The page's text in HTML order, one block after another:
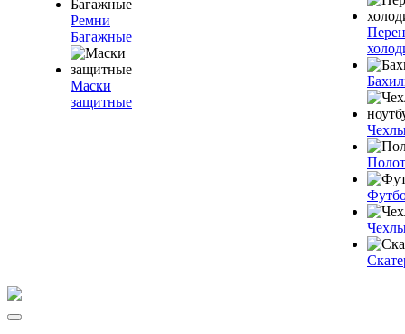
Ремни
Багажные
Маски
защитные